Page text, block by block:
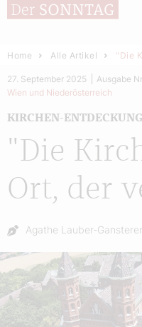
Home Alle Artikel "Die
"Die
Ort, der
KIRCHEN-
27. September 2025
Ausgabe
Wien und Niederösterreich
Autor:
Agathe Lauber-Gansterer